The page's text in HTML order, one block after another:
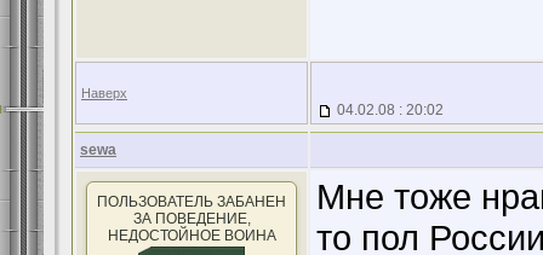
Наверх
04.02.08 : 20:02
sewa
ПОЛЬЗОВАТЕЛЬ ЗАБАНЕН
ЗА ПОВЕДЕНИЕ,
НЕДОСТОЙНОЕ ВОИНА
Мне тоже
то пол